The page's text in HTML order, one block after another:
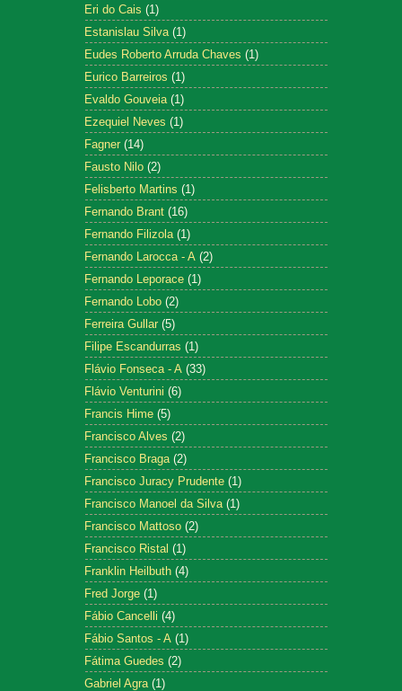
Eri do Cais (1)
Estanislau Silva (1)
Eudes Roberto Arruda Chaves (1)
Eurico Barreiros (1)
Evaldo Gouveia (1)
Ezequiel Neves (1)
Fagner (14)
Fausto Nilo (2)
Felisberto Martins (1)
Fernando Brant (16)
Fernando Filizola (1)
Fernando Larocca - A (2)
Fernando Leporace (1)
Fernando Lobo (2)
Ferreira Gullar (5)
Filipe Escandurras (1)
Flávio Fonseca - A (33)
Flávio Venturini (6)
Francis Hime (5)
Francisco Alves (2)
Francisco Braga (2)
Francisco Juracy Prudente (1)
Francisco Manoel da Silva (1)
Francisco Mattoso (2)
Francisco Ristal (1)
Franklin Heilbuth (4)
Fred Jorge (1)
Fábio Cancelli (4)
Fábio Santos - A (1)
Fátima Guedes (2)
Gabriel Agra (1)